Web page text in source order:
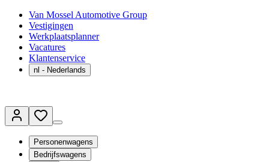
Van Mossel Automotive Group
Vestigingen
Werkplaatsplanner
Vacatures
Klantenservice
nl - Nederlands
Personenwagens
Bedrijfswagens